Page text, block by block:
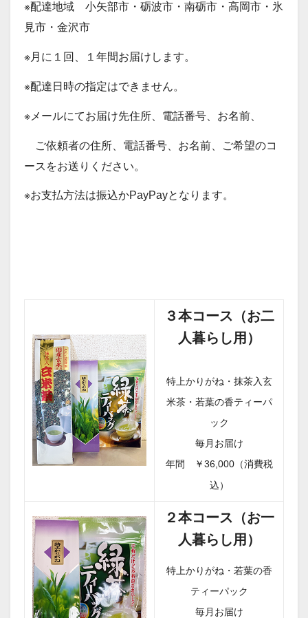
※配達地域 小矢部市・砺波市・南砺市・高岡市・氷
見市・金沢市
※月に１回、１年間お届けします。
※配達日時の指定はできません。
※メールにてお届け先住所、電話番号、お名前、
ご依頼者の住所、電話番号、お名前、ご希望のコ
ースをお送りください。
※お支払方法は振込かPayPayとなります。
３本コース（お二
人暮らし用）
特上かりがね・抹茶入玄
米茶・若葉の香ティーパ
ック
毎月お届け
年間 ￥36,000（消費税
込）
２本コース（お一
人暮らし用）
特上かりがね・若葉の香
ティーパック
毎月お届け